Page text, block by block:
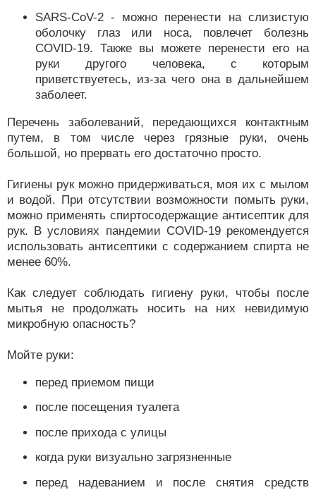
SARS-CoV-2 - можно перенести на слизистую
оболочку глаз или носа, повлечет болезнь
COVID-19. Также вы можете перенести его на
руки другого человека, с которым
приветствуетесь, из-за чего она в дальнейшем
заболеет.
Перечень заболеваний, передающихся контактным
путем, в том числе через грязные руки, очень
большой, но прервать его достаточно просто.
Гигиены рук можно придерживаться, моя их с мылом
и водой. При отсутствии возможности помыть руки,
можно применять спиртосодержащие антисептик для
рук. В условиях пандемии COVID-19 рекомендуется
использовать антисептики с содержанием спирта не
менее 60%.
Как следует соблюдать гигиену руки, чтобы после
мытья не продолжать носить на них невидимую
микробную опасность?
Мойте руки:
перед приемом пищи
после посещения туалета
после прихода с улицы
когда руки визуально загрязненные
перед надеванием и после снятия средств